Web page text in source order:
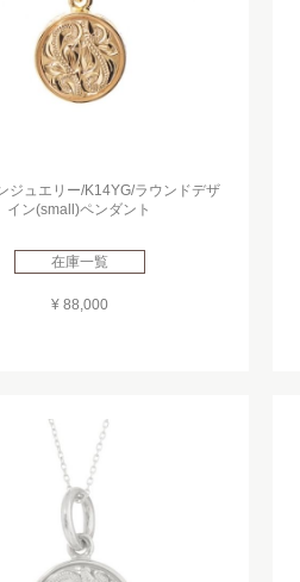
ジュエリー/K14YG/ラウンドデザ
イン(small)ペンダント
在庫一覧
¥ 88,000